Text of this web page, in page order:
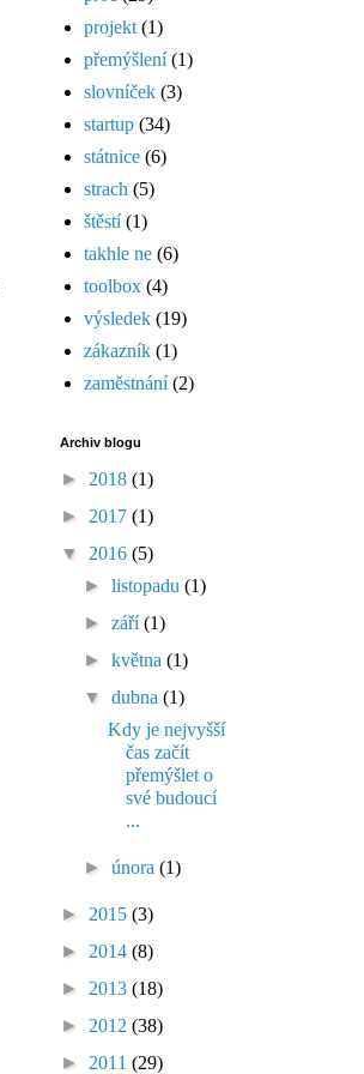
projekt (1)
přemýšlení (1)
slovníček (3)
startup (34)
státnice (6)
strach (5)
štěstí (1)
takhle ne (6)
toolbox (4)
výsledek (19)
zákazník (1)
zaměstnání (2)
Archiv blogu
► 2018 (1)
► 2017 (1)
▼ 2016 (5)
►listopadu(1)
►září(1)
►května(1)
▼dubna(1)
Kdy je nejvyšší
čas začít
přemýšlet o
své budoucí
...
►února(1)
► 2015 (3)
► 2014 (8)
► 2013 (18)
► 2012 (38)
► 2011 (29)